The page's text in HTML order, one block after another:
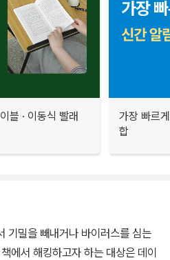
블 · 이동식 빨래
가장 빠르
합
기밀을 빼내거나 바이러스를 심는
에서 해킹하고자 하는 대상은 데이